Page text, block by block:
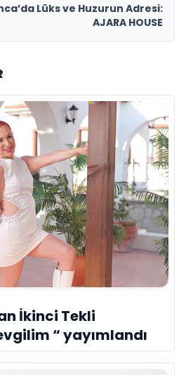
Lüks ve Huzurun Adresi:
AJARA HOUSE
İkinci Tekli
“ yayımlandı